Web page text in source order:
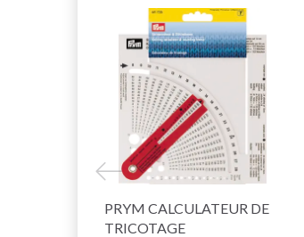
PRYM CALCULATEUR DE
TRICOTAGE